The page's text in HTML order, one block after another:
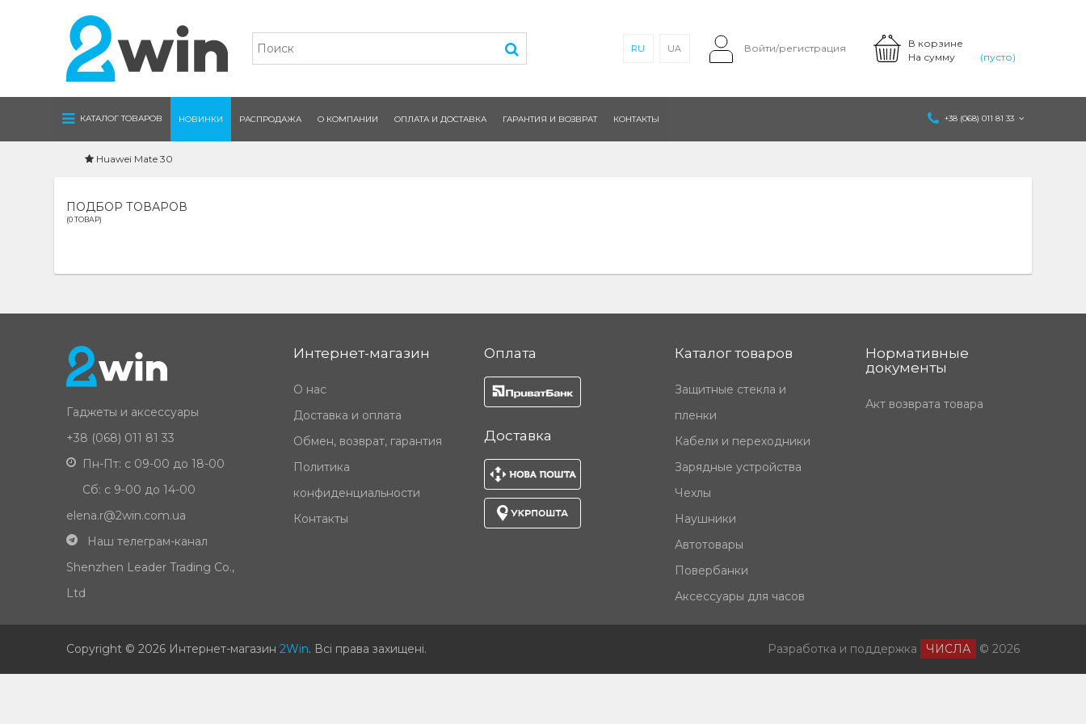
В корзине
На сумму
(пусто)
RU UA Войти/регистрация
КАТАЛОГ ТОВАРОВ НОВИНКИ РАСПРОДАЖА О КОМПАНИИ ОПЛАТА И ДОСТАВКА ГАРАНТИЯ И ВОЗВРАТ КОНТАКТЫ +38 (068) 011 81 33
Huawei Mate 30
ПОДБОР ТОВАРОВ
(0 ТОВАР)
Гаджеты и аксессуары
+38 (068) 011 81 33
Пн-Пт: с 09-00 до 18-00
Сб: с 9-00 до 14-00
elena.r@2win.com.ua
Наш телеграм-канал
Shenzhen Leader Trading Co.,
Ltd
Интернет-магазин
О нас
Доставка и оплата
Обмен, возврат, гарантия
Политика
конфиденциальности
Контакты
Оплата
Доставка
Каталог товаров
Защитные стекла и
пленки
Кабели и переходники
Зарядные устройства
Чехлы
Наушники
Автотовары
Повербанки
Аксессуары для часов
Нормативные
документы
Акт возврата товара
Copyright © 2026 Интернет-магазин2Win. Всі права захищені. Разработка и поддержка ЧИСЛА © 2026